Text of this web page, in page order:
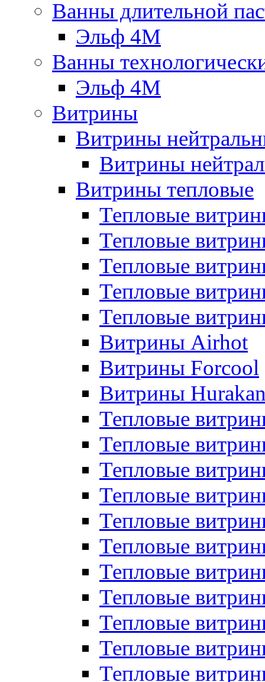
Ванны длительной
Эльф 4М
Ванны
Эльф 4М
Витрины
Витрины
Витрины
Витрины тепловые
Тепловые
Тепловые
Тепловые
Тепловые
Тепловые
Витрины Airhot
Витрины Forcool
Витрины
Тепловые
Тепловые
Тепловые
Тепловые
Тепловые
Тепловые
Тепловые
Тепловые
Тепловые
Тепловые
Тепловые